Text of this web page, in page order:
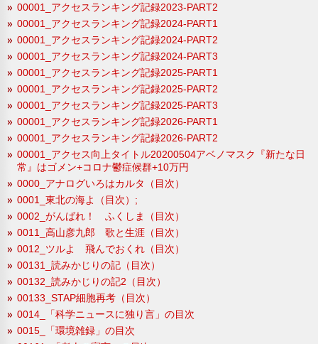
00001_アクセスランキング記録2023-PART2
00001_アクセスランキング記録2024-PART1
00001_アクセスランキング記録2024-PART2
00001_アクセスランキング記録2024-PART3
00001_アクセスランキング記録2025-PART1
00001_アクセスランキング記録2025-PART2
00001_アクセスランキング記録2025-PART3
00001_アクセスランキング記録2026-PART1
00001_アクセスランキング記録2026-PART2
00001_アクセス向上タイトル20200504アベノマスク『新たな日
常』はゴメン+コロナ鬱症候群+10万円
0000_アナログいろはカルタ（目次）
0001_東北の海よ（目次）;
0002_がんばれ！ ふくしま（目次）
0011_高山彦九郎 歌と生涯（目次）
0012_ツルよ 飛んでおくれ（目次）
00131_読みかじりの記（目次）
00132_読みかじりの記2（目次）
00133_STAP細胞再考（目次）
0014_「科学ニュースに独り言」の目次
0015_「環境雑録」の目次